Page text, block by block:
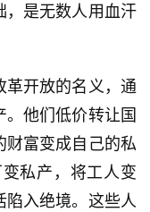
，是无数人用血汗
革开放的名义，通
他们低价转让国
财富变成自己的私
私产，将工人变
陷入绝境。这些人